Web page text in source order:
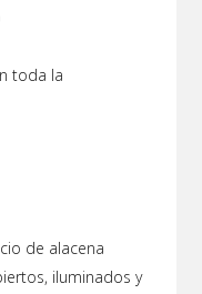
toda la
de alacena
iluminados y